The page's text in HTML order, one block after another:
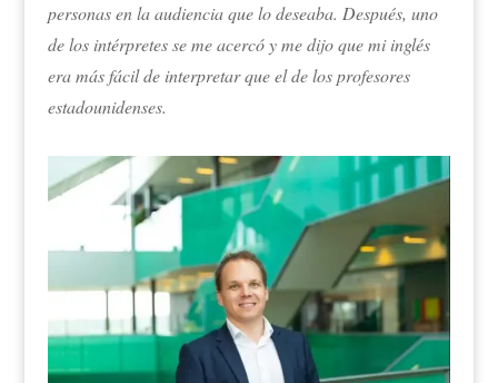
personas en la audiencia que lo deseaba. Después, uno
de los intérpretes se me acercó y me dijo que mi inglés
era más fácil de interpretar que el de los profesores
estadounidenses.